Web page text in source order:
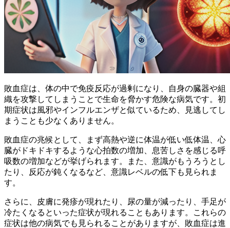
敗血症は、体の中で免疫反応が過剰になり、自身の臓器や組
織を攻撃してしまうことで生命を脅かす危険な病気です。初
期症状は風邪やインフルエンザと似ているため、見逃してし
まうことも少なくありません。
敗血症の兆候として、
まず高熱や逆に体温が低い低体温、心
臓がドキドキするような心拍数の増加、息苦しさを感じる呼
吸数の増加などが挙げられます。また、意識がもうろうとし
たり、反応が鈍くなるなど、意識レベルの低下も見られま
す。
さらに、
皮膚に発疹が現れたり、尿の量が減ったり、手足が
冷たくなる といった症状が現れることもあります。これらの
症状は他の病気でも見られることがありますが、敗血症は進